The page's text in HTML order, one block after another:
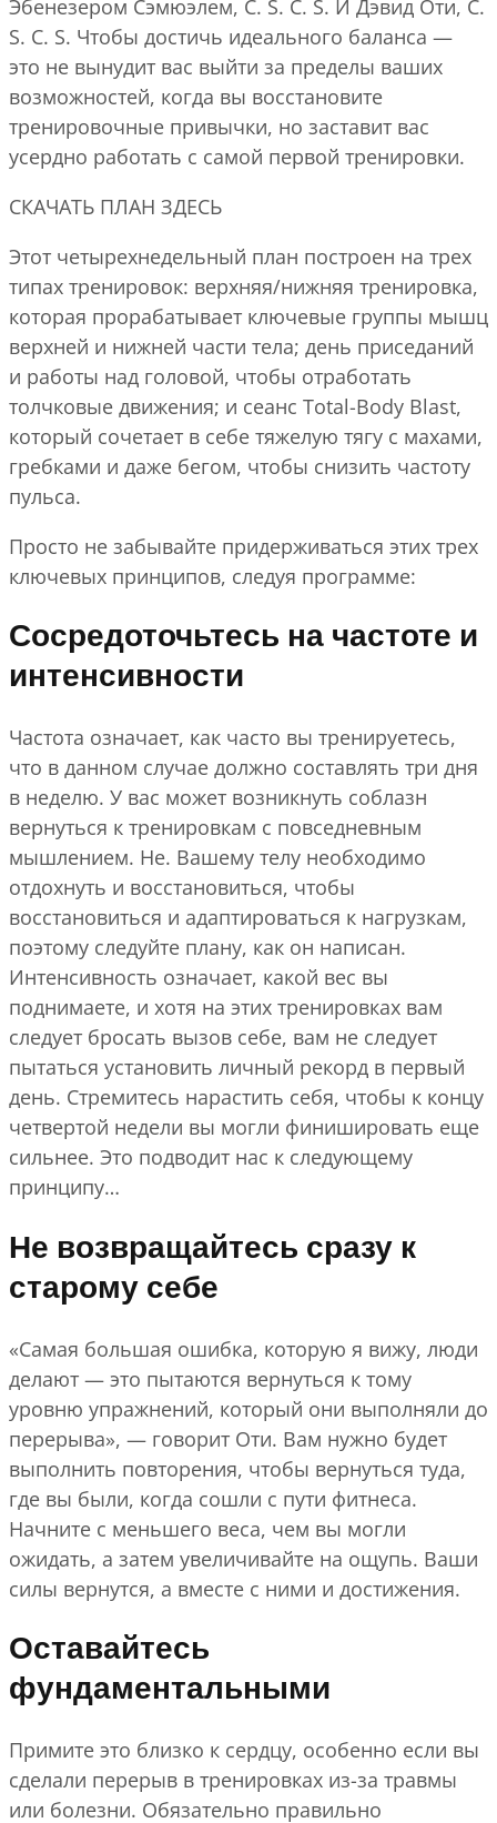
Эбенезером Сэмюэлем, C. S. C. S. И Дэвид Оти, C.
S. C. S. Чтобы достичь идеального баланса —
это не вынудит вас выйти за пределы ваших
возможностей, когда вы восстановите
тренировочные привычки, но заставит вас
усердно работать с самой первой тренировки.
СКАЧАТЬ ПЛАН ЗДЕСЬ
Этот четырехнедельный план построен на трех
типах тренировок: верхняя/нижняя тренировка,
которая прорабатывает ключевые группы мышц
верхней и нижней части тела; день приседаний
и работы над головой, чтобы отработать
толчковые движения; и сеанс Total-Body Blast,
который сочетает в себе тяжелую тягу с махами,
гребками и даже бегом, чтобы снизить частоту
пульса.
Просто не забывайте придерживаться этих трех
ключевых принципов, следуя программе:
Сосредоточьтесь на частоте и
интенсивности
Частота означает, как часто вы тренируетесь,
что в данном случае должно составлять три дня
в неделю. У вас может возникнуть соблазн
вернуться к тренировкам с повседневным
мышлением. Не. Вашему телу необходимо
отдохнуть и восстановиться, чтобы
восстановиться и адаптироваться к нагрузкам,
поэтому следуйте плану, как он написан.
Интенсивность означает, какой вес вы
поднимаете, и хотя на этих тренировках вам
следует бросать вызов себе, вам не следует
пытаться установить личный рекорд в первый
день. Стремитесь нарастить себя, чтобы к концу
четвертой недели вы могли финишировать еще
сильнее. Это подводит нас к следующему
принципу…
Не возвращайтесь сразу к
старому себе
«Самая большая ошибка, которую я вижу, люди
делают — это пытаются вернуться к тому
уровню упражнений, который они выполняли до
перерыва», — говорит Оти. Вам нужно будет
выполнить повторения, чтобы вернуться туда,
где вы были, когда сошли с пути фитнеса.
Начните с меньшего веса, чем вы могли
ожидать, а затем увеличивайте на ощупь. Ваши
силы вернутся, а вместе с ними и достижения.
Оставайтесь
фундаментальными
Примите это близко к сердцу, особенно если вы
сделали перерыв в тренировках из-за травмы
или болезни. Обязательно правильно